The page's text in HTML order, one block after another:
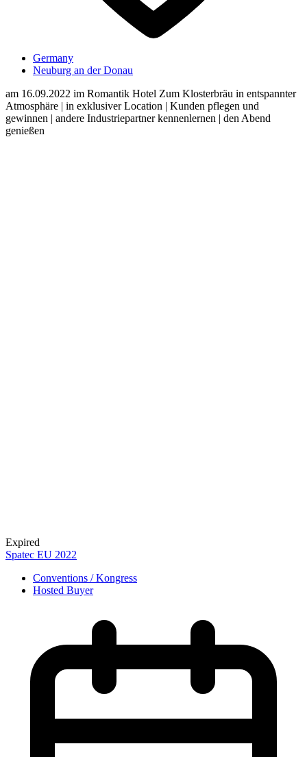
Germany
Neuburg an der Donau
am 16.09.2022 im Romantik Hotel Zum Klosterbräu in entspannter
Atmosphäre | in exklusiver Location | Kunden pflegen und
gewinnen | andere Industriepartner kennenlernen | den Abend
genießen
Expired
Spatec EU 2022
Conventions / Kongress
Hosted Buyer